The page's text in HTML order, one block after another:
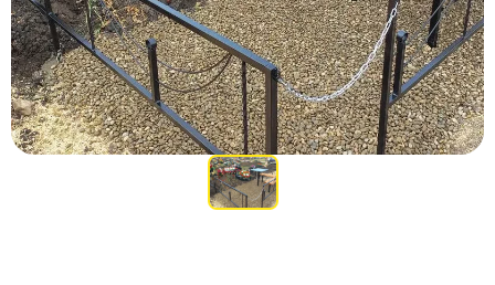
Памятники из мрамора
Элитные памятники
Резные памятники
Мемориальные комплексы
Памятники с полноформатным фото
Склеп